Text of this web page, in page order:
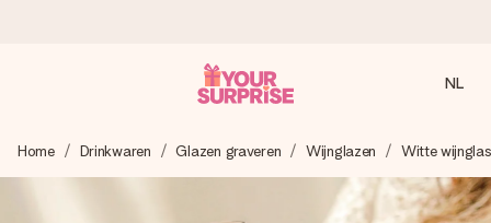
We maken jouw cadeau met zorg en zorgen dat het
razendsnel onderweg is - zodat jij kunt geven op precies
het juiste moment, wanneer het het meeste betekent.
NL
Home Drinkwaren Glazen graveren Wijnglazen Witte wijnglas